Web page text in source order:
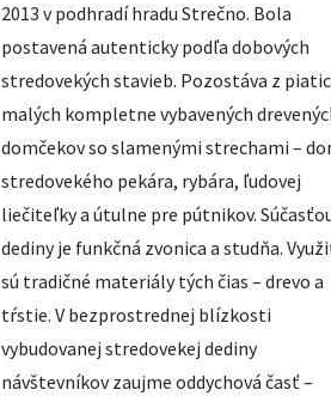
2013 v podhradí hradu Strečno. Bola
postavená autenticky podľa dobových
stredovekých stavieb. Pozostáva z
malých kompletne vybavených
domčekov so slamenými strechami –
stredovekého pekára, rybára, ľudovej
liečiteľky a útulne pre pútnikov.
dediny je funkčná zvonica a studňa.
sú tradičné materiály tých čias – drevo a
tŕstie. V bezprostrednej blízkosti
vybudovanej stredovekej dediny
návštevníkov zaujme oddychová časť –